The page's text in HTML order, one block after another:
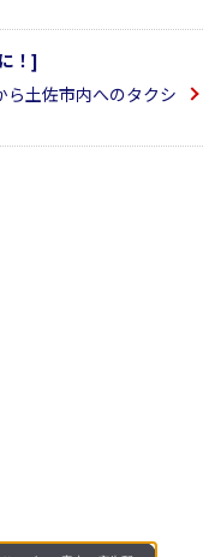
！]
ら土佐市内へのタクシ